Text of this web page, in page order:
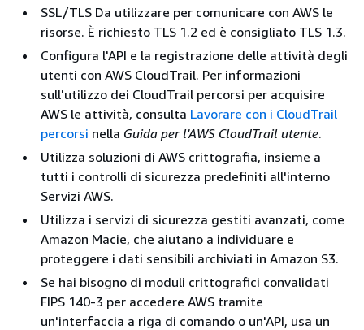
SSL/TLS Da utilizzare per comunicare con AWS le
risorse. È richiesto TLS 1.2 ed è consigliato TLS 1.3.
Configura l'API e la registrazione delle attività degli
utenti con AWS CloudTrail. Per informazioni
sull'utilizzo dei CloudTrail percorsi per acquisire
AWS le attività, consulta Lavorare con i CloudTrail
percorsi nella Guida per l'AWS CloudTrail utente.
Utilizza soluzioni di AWS crittografia, insieme a
tutti i controlli di sicurezza predefiniti all'interno
Servizi AWS.
Utilizza i servizi di sicurezza gestiti avanzati, come
Amazon Macie, che aiutano a individuare e
proteggere i dati sensibili archiviati in Amazon S3.
Se hai bisogno di moduli crittografici convalidati
FIPS 140-3 per accedere AWS tramite
un'interfaccia a riga di comando o un'API, usa un